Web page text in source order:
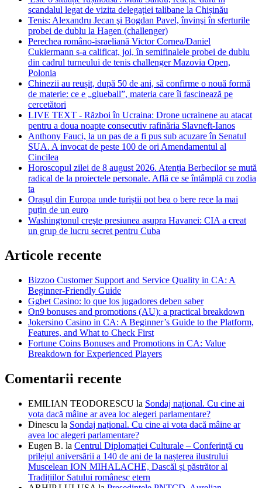
scandalul legat de vizita delegației talibane la Chișinău
Tenis: Alexandru Jecan şi Bogdan Pavel, învinşi în sferturile
probei de dublu la Hagen (challenger)
Perechea româno-israeliană Victor Cornea/Daniel
Cukiermann s-a calificat, joi, în semifinalele probei de dublu
din cadrul turneului de tenis challenger Mazovia Open,
Polonia
Chinezii au reușit, după 50 de ani, să confirme o nouă formă
de materie: ce e „glueball”, materia care îi fascinează pe
cercetători
LIVE TEXT - Război în Ucraina: Drone ucrainene au atacat
pentru a doua noapte consecutiv rafinăria Slavneft-Ianos
Anthony Fauci, la un pas de a fi pus sub acuzare în Senatul
SUA. A invocat de peste 100 de ori Amendamentul al
Cincilea
Horoscopul zilei de 8 august 2026. Atenția Berbecilor se mută
radical de la proiectele personale. Află ce se întâmplă cu zodia
ta
Orașul din Europa unde turiștii pot bea o bere rece la mai
puțin de un euro
Washingtonul creşte presiunea asupra Havanei: CIA a creat
un grup de lucru secret pentru Cuba
Articole recente
Bizzoo Customer Support and Service Quality in CA: A
Beginner-Friendly Guide
Ggbet Casino: lo que los jugadores deben saber
On9 bonuses and promotions (AU): a practical breakdown
Jokersino Casino in CA: A Beginner’s Guide to the Platform,
Features, and What to Check First
Fortune Coins Bonuses and Promotions in CA: Value
Breakdown for Experienced Players
Comentarii recente
EMILIAN TEODORESCU la Sondaj național. Cu cine ai
vota dacă mâine ar avea loc alegeri parlamentare?
Dinescu la Sondaj național. Cu cine ai vota dacă mâine ar
avea loc alegeri parlamentare?
Eugen B. la Centrul Diplomației Culturale – Conferință cu
prilejul aniversării a 140 de ani de la nașterea ilustrului
Muscelean ION MIHALACHE, Dascăl și păstrător al
Tradițiilor Satului românesc etern